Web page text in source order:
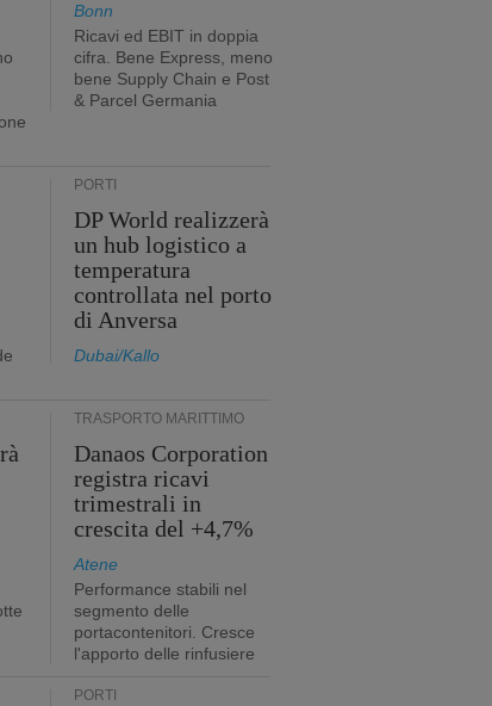
Bonn
Ricavi ed EBIT in doppia
cifra. Bene Express, meno
bene Supply Chain e Post
& Parcel Germania
PORTI
DP World realizzerà
un hub logistico a
temperatura
controllata nel porto
di Anversa
Dubai/Kallo
TRASPORTO MARITTIMO
Danaos Corporation
registra ricavi
trimestrali in
crescita del +4,7%
Atene
Performance stabili nel
segmento delle
portacontenitori. Cresce
l'apporto delle rinfusiere
PORTI